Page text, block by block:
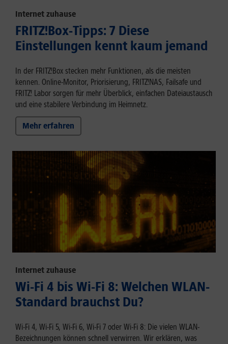
Internet zuhause
FRITZ!Box-Tipps: 7 Diese
Einstellungen kennt kaum jemand
In der FRITZ!Box stecken mehr Funktionen, als die meisten
kennen. Online-Monitor, Priorisierung, FRITZ!NAS, Failsafe und
FRITZ! Labor sorgen für mehr Überblick, einfachen Dateiaustausch
und eine stabilere Verbindung im Heimnetz.
Mehr erfahren
Internet zuhause
Wi-Fi 4 bis Wi-Fi 8: Welchen WLAN-
Standard brauchst Du?
Wi-Fi 4, Wi-Fi 5, Wi-Fi 6, Wi-Fi 7 oder Wi-Fi 8: Die vielen WLAN-
Bezeichnungen können schnell verwirren. Wir erklären, was